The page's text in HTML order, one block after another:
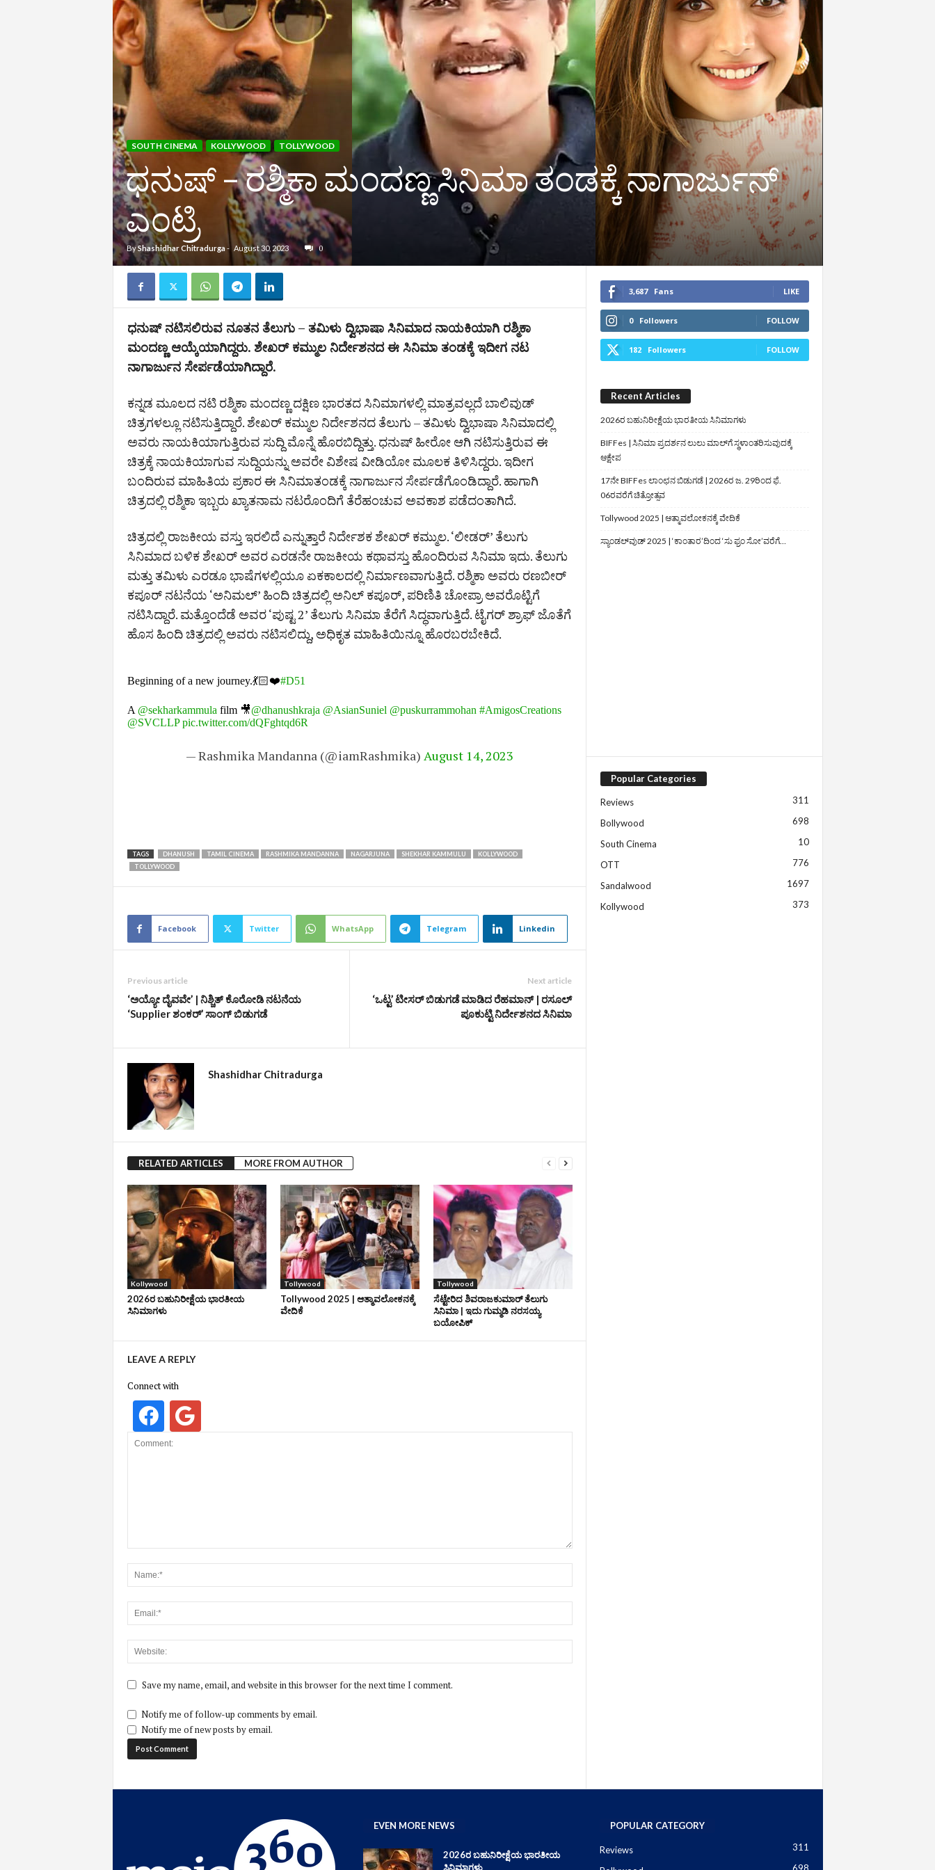
SOUTH CINEMA KOLLYWOOD TOLLYWOOD
ಧನುಷ್‌ – ರಶ್ಮಿಕಾ ಮಂದಣ್ಣ ಸಿನಿಮಾ ತಂಡಕ್ಕೆ ನಾಗಾರ್ಜುನ್‌
ಎಂಟ್ರಿ
ByShashidhar Chitradurga- August 30, 2023 0
ಧನುಷ್‌ ನಟಿಸಲಿರುವ ನೂತನ ತೆಲುಗು – ತಮಿಳು ದ್ವಿಭಾಷಾ ಸಿನಿಮಾದ ನಾಯಕಿಯಾಗಿ ರಶ್ಮಿಕಾ
ಮಂದಣ್ಣ ಆಯ್ಕೆಯಾಗಿದ್ದರು. ಶೇಖರ್‌ ಕಮ್ಮುಲ ನಿರ್ದೇಶನದ ಈ ಸಿನಿಮಾ ತಂಡಕ್ಕೆ ಇದೀಗ ನಟ
ನಾಗಾರ್ಜುನ ಸೇರ್ಪಡೆಯಾಗಿದ್ದಾರೆ.
ಕನ್ನಡ ಮೂಲದ ನಟಿ ರಶ್ಮಿಕಾ ಮಂದಣ್ಣ ದಕ್ಷಿಣ ಭಾರತದ ಸಿನಿಮಾಗಳಲ್ಲಿ ಮಾತ್ರವಲ್ಲದೆ ಬಾಲಿವುಡ್‌
ಚಿತ್ರಗಳಲ್ಲೂ ನಟಿಸುತ್ತಿದ್ದಾರೆ. ಶೇಖರ್‌ ಕಮ್ಮುಲ ನಿರ್ದೇಶನದ ತೆಲುಗು – ತಮಿಳು ದ್ವಿಭಾಷಾ ಸಿನಿಮಾದಲ್ಲಿ
ಅವರು ನಾಯಕಿಯಾಗುತ್ತಿರುವ ಸುದ್ದಿ ಮೊನ್ನೆ ಹೊರಬಿದ್ದಿತ್ತು. ಧನುಷ್‌ ಹೀರೋ ಆಗಿ ನಟಿಸುತ್ತಿರುವ ಈ
ಚಿತ್ರಕ್ಕೆ ನಾಯಕಿಯಾಗುವ ಸುದ್ದಿಯನ್ನು ಅವರೇ ವಿಶೇಷ ವೀಡಿಯೋ ಮೂಲಕ ತಿಳಿಸಿದ್ದರು. ಇದೀಗ
ಬಂದಿರುವ ಮಾಹಿತಿಯ ಪ್ರಕಾರ ಈ ಸಿನಿಮಾತಂಡಕ್ಕೆ ನಾಗಾರ್ಜುನ ಸೇರ್ಪಡೆಗೊಂಡಿದ್ದಾರೆ. ಹಾಗಾಗಿ
ಚಿತ್ರದಲ್ಲಿ ರಶ್ಮಿಕಾ ಇಬ್ಬರು ಖ್ಯಾತನಾಮ ನಟರೊಂದಿಗೆ ತೆರೆಹಂಚುವ ಅವಕಾಶ ಪಡೆದಂತಾಗಿದೆ.
ಚಿತ್ರದಲ್ಲಿ ರಾಜಕೀಯ ವಸ್ತು ಇರಲಿದೆ ಎನ್ನುತ್ತಾರೆ ನಿರ್ದೇಶಕ ಶೇಖರ್‌ ಕಮ್ಮುಲ. ‘ಲೀಡರ್‌’ ತೆಲುಗು
ಸಿನಿಮಾದ ಬಳಿಕ ಶೇಖರ್‌ ಅವರ ಎರಡನೇ ರಾಜಕೀಯ ಕಥಾವಸ್ತು ಹೊಂದಿರುವ ಸಿನಿಮಾ ಇದು. ತೆಲುಗು
ಮತ್ತು ತಮಿಳು ಎರಡೂ ಭಾಷೆಗಳಲ್ಲಿಯೂ ಏಕಕಾಲದಲ್ಲಿ ನಿರ್ಮಾಣವಾಗುತ್ತಿದೆ. ರಶ್ಮಿಕಾ ಅವರು ರಣಬೀರ್‌
ಕಪೂರ್‌ ನಟನೆಯ ‘ಅನಿಮಲ್‌’ ಹಿಂದಿ ಚಿತ್ರದಲ್ಲಿ ಅನಿಲ್‌ ಕಪೂರ್‌, ಪರಿಣಿತಿ ಚೋಪ್ರಾ ಅವರೊಟ್ಟಿಗೆ
ನಟಿಸಿದ್ದಾರೆ. ಮತ್ತೊಂದೆಡೆ ಅವರ ‘ಪುಷ್ಟ 2’ ತೆಲುಗು ಸಿನಿಮಾ ತೆರೆಗೆ ಸಿದ್ಧವಾಗುತ್ತಿದೆ. ಟೈಗರ್ ಶ್ರಾಫ್​ ಜೊತೆಗೆ
ಹೊಸ ಹಿಂದಿ ಚಿತ್ರದಲ್ಲಿ ಅವರು ನಟಿಸಲಿದ್ದು, ಅಧಿಕೃತ ಮಾಹಿತಿಯಿನ್ನೂ ಹೊರಬರಬೇಕಿದೆ.
Beginning of a new journey.💃🏻❤️#D51
A @sekharkammula film 🎥@dhanushkraja @AsianSuniel @puskurrammohan #AmigosCreations
@SVCLLP pic.twitter.com/dQFghtqd6R
— Rashmika Mandanna (@iamRashmika) August 14, 2023
TAGS DHANUSH TAMIL CINEMA RASHMIKA MANDANNA NAGARJUNA SHEKHAR KAMMULU
KOLLYWOOD
TOLLYWOOD
Facebook Twitter WhatsApp Telegram Linkedin
Previous article
‘ಅಯ್ಯೋ ದೈವವೇ’ | ನಿಶ್ಚಿತ್‌ ಕೊರೋಡಿ ನಟನೆಯ
‘Supplier ಶಂಕರ್’ ಸಾಂಗ್‌ ಬಿಡುಗಡೆ
Next article
‘ಒಟ್ಟ’ ಟೀಸರ್‌ ಬಿಡುಗಡೆ ಮಾಡಿದ ರೆಹಮಾನ್‌ | ರಸೂಲ್‌
ಪೂಕುಟ್ಟಿ ನಿರ್ದೇಶನದ ಸಿನಿಮಾ
Shashidhar Chitradurga
RELATED ARTICLES MORE FROM AUTHOR
Kollywood
2026ರ ಬಹುನಿರೀಕ್ಷೆಯ ಭಾರತೀಯ
ಸಿನಿಮಾಗಳು
Tollywood
Tollywood 2025 | ಆತ್ಮಾವಲೋಕನಕ್ಕೆ
ವೇದಿಕೆ
Tollywood
ಸೆಟ್ಟೇರಿದ ಶಿವರಾಜಕುಮಾರ್‌ ತೆಲುಗು
ಸಿನಿಮಾ | ಇದು ಗುಮ್ಮಡಿ ನರಸಯ್ಯ
ಬಯೋಪಿಕ್‌
LEAVE A REPLY
Connect with
Save my name, email, and website in this browser for the next time I comment.
Notify me of follow-up comments by email.
Notify me of new posts by email.
3,687 Fans LIKE
0 Followers FOLLOW
182 Followers FOLLOW
Recent Articles
2026ರ ಬಹುನಿರೀಕ್ಷೆಯ ಭಾರತೀಯ ಸಿನಿಮಾಗಳು
BIFFes | ಸಿನಿಮಾ ಪ್ರದರ್ಶನ ಲುಲು ಮಾಲ್‌ಗೆ ಸ್ಥಳಾಂತರಿಸುವುದಕ್ಕೆ
ಆಕ್ಷೇಪ
17ನೇ BIFFes ಲಾಂಛನ ಬಿಡುಗಡೆ | 2026ರ ಜ. 29ರಿಂದ ಫೆ.
06ರವರೆಗೆ ಚಿತ್ರೋತ್ಸವ
Tollywood 2025 | ಆತ್ಮಾವಲೋಕನಕ್ಕೆ ವೇದಿಕೆ
ಸ್ಯಾಂಡಲ್‌ವುಡ್‌ 2025 | ‘ಕಾಂತಾರ’ದಿಂದ ‘ಸು ಫ್ರಂ ಸೋ’ವರೆಗೆ…
Popular Categories
Reviews 311
Bollywood 698
South Cinema 10
OTT 776
Sandalwood 1697
Kollywood 373
EVEN MORE NEWS
2026ರ ಬಹುನಿರೀಕ್ಷೆಯ ಭಾರತೀಯ
ಸಿನಿಮಾಗಳು
POPULAR CATEGORY
Reviews 311